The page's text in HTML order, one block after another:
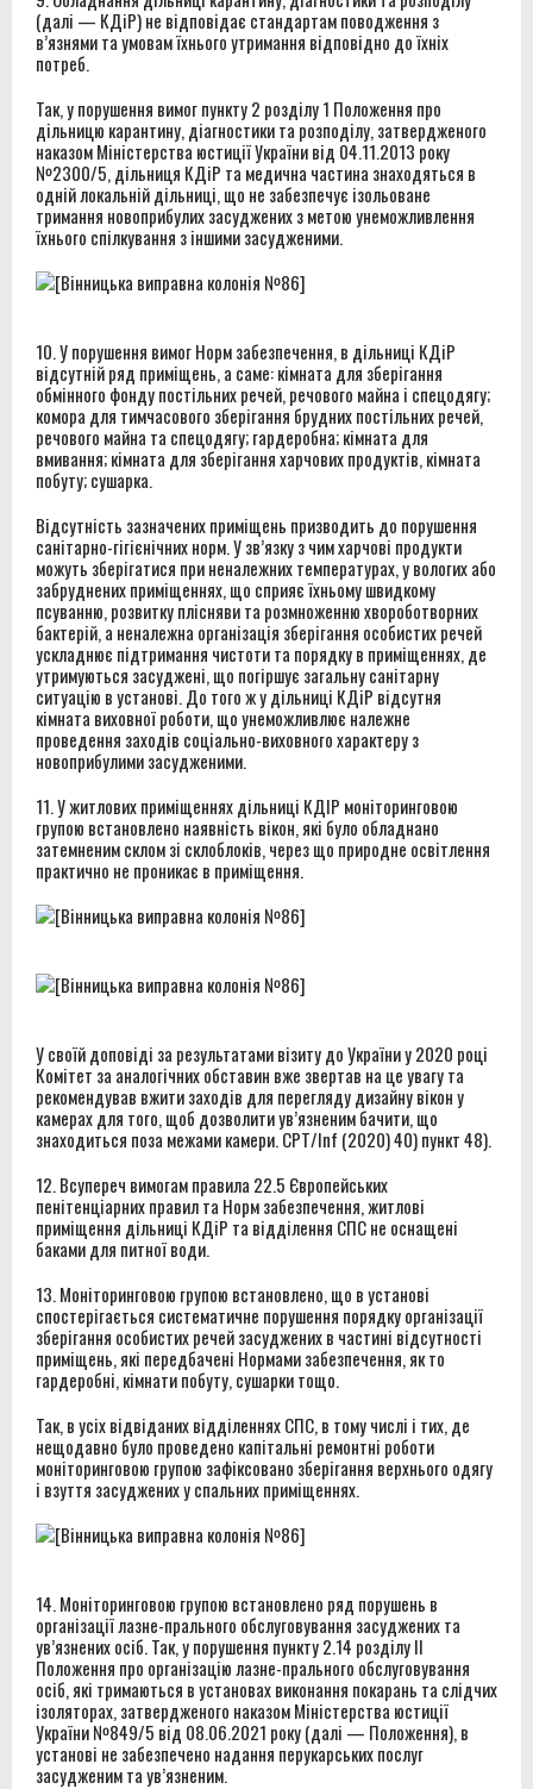
(далі — КДіР) не відповідає стандартам поводження з
в’язнями та умовам їхнього утримання відповідно до їхніх
потреб.
Так, у порушення вимог пункту 2 розділу 1 Положення про
дільницю карантину, діагностики та розподілу, затвердженого
наказом Міністерства юстиції України від 04.11.2013 року
№2300/5, дільниця КДіР та медична частина знаходяться в
одній локальній дільниці, що не забезпечує ізольоване
тримання новоприбулих засуджених з метою унеможливлення
їхнього спілкування з іншими засудженими.
10. У порушення вимог Норм забезпечення, в дільниці КДіР
відсутній ряд приміщень, а саме: кімната для зберігання
обмінного фонду постільних речей, речового майна і спецодягу;
комора для тимчасового зберігання брудних постільних речей,
речового майна та спецодягу; гардеробна; кімната для
вмивання; кімната для зберігання харчових продуктів, кімната
побуту; сушарка.
Відсутність зазначених приміщень призводить до порушення
санітарно-гігієнічних норм. У зв’язку з чим харчові продукти
можуть зберігатися при неналежних температурах, у вологих або
забруднених приміщеннях, що сприяє їхньому швидкому
псуванню, розвитку плісняви та розмноженню хвороботворних
бактерій, а неналежна організація зберігання особистих речей
ускладнює підтримання чистоти та порядку в приміщеннях, де
утримуються засуджені, що погіршує загальну санітарну
ситуацію в установі. До того ж у дільниці КДіР відсутня
кімната виховної роботи, що унеможливлює належне
проведення заходів соціально-виховного характеру з
новоприбулими засудженими.
11. У житлових приміщеннях дільниці КДІР моніторинговою
групою встановлено наявність вікон, які було обладнано
затемненим склом зі склоблоків, через що природне освітлення
практично не проникає в приміщення.
У своїй доповіді за результатами візиту до України у 2020 році
Комітет за аналогічних обставин вже звертав на це увагу та
рекомендував вжити заходів для перегляду дизайну вікон у
камерах для того, щоб дозволити ув’язненим бачити, що
знаходиться поза межами камери. CPT/Inf (2020) 40) пункт 48).
12. Всупереч вимогам правила 22.5 Європейських
пенітенціарних правил та Норм забезпечення, житлові
приміщення дільниці КДіР та відділення СПС не оснащені
баками для питної води.
13. Моніторинговою групою встановлено, що в установі
спостерігається систематичне порушення порядку організації
зберігання особистих речей засуджених в частині відсутності
приміщень, які передбачені Нормами забезпечення, як то
гардеробні, кімнати побуту, сушарки тощо.
Так, в усіх відвіданих відділеннях СПС, в тому числі і тих, де
нещодавно було проведено капітальні ремонтні роботи
моніторинговою групою зафіксовано зберігання верхнього одягу
і взуття засуджених у спальних приміщеннях.
14. Моніторинговою групою встановлено ряд порушень в
організації лазне-прального обслуговування засуджених та
ув’язнених осіб. Так, у порушення пункту 2.14 розділу II
Положення про організацію лазне-прального обслуговування
осіб, які тримаються в установах виконання покарань та слідчих
ізоляторах, затвердженого наказом Міністерства юстиції
України №849/5 від 08.06.2021 року (далі — Положення), в
установі не забезпечено надання перукарських послуг
засудженим та ув’язненим.